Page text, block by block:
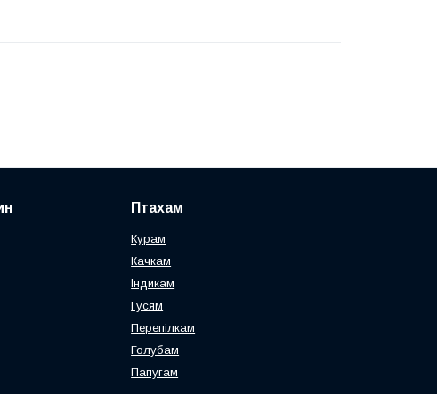
Птахам
Курам
Качкам
Індикам
Гусям
Перепілкам
Голубам
Папугам